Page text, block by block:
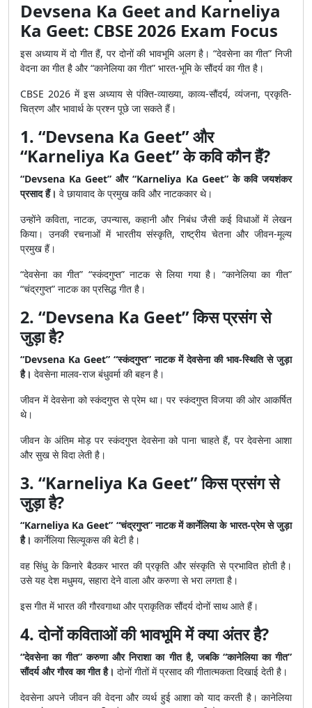
Devsena Ka Geet and Karneliya
Ka Geet: CBSE 2026 Exam Focus
इस अध्याय में दो गीत हैं, पर दोनों की भावभूमि अलग है। “देवसेना का गीत” निजी
वेदना का गीत है और “कानेलिया का गीत” भारत-भूमि के सौंदर्य का गीत है।
CBSE 2026 में इस अध्याय से पंक्ति-व्याख्या, काव्य-सौंदर्य, व्यंजना, प्रकृति-
चित्रण और भावार्थ के प्रश्न पूछे जा सकते हैं।
1. “Devsena Ka Geet” और
“Karneliya Ka Geet” के कवि कौन हैं?
“Devsena Ka Geet” और “Karneliya Ka Geet” के कवि जयशंकर
प्रसाद हैं। वे छायावाद के प्रमुख कवि और नाटककार थे।
उन्होंने कविता, नाटक, उपन्यास, कहानी और निबंध जैसी कई विधाओं में लेखन
किया। उनकी रचनाओं में भारतीय संस्कृति, राष्ट्रीय चेतना और जीवन-मूल्य
प्रमुख हैं।
“देवसेना का गीत” “स्कंदगुप्त” नाटक से लिया गया है। “कानेलिया का गीत”
“चंद्रगुप्त” नाटक का प्रसिद्ध गीत है।
2. “Devsena Ka Geet” किस प्रसंग से
जुड़ा है?
“Devsena Ka Geet” “स्कंदगुप्त” नाटक में देवसेना की भाव-स्थिति से जुड़ा
है। देवसेना मालव-राज बंधुवर्मा की बहन है।
जीवन में देवसेना को स्कंदगुप्त से प्रेम था। पर स्कंदगुप्त विजया की ओर आकर्षित
थे।
जीवन के अंतिम मोड़ पर स्कंदगुप्त देवसेना को पाना चाहते हैं, पर देवसेना आशा
और सुख से विदा लेती है।
3. “Karneliya Ka Geet” किस प्रसंग से
जुड़ा है?
“Karneliya Ka Geet” “चंद्रगुप्त” नाटक में कार्नेलिया के भारत-प्रेम से जुड़ा
है। कार्नेलिया सिल्यूकस की बेटी है।
वह सिंधु के किनारे बैठकर भारत की प्रकृति और संस्कृति से प्रभावित होती है।
उसे यह देश मधुमय, सहारा देने वाला और करुणा से भरा लगता है।
इस गीत में भारत की गौरवगाथा और प्राकृतिक सौंदर्य दोनों साथ आते हैं।
4. दोनों कविताओं की भावभूमि में क्या अंतर है?
“देवसेना का गीत” करुणा और निराशा का गीत है, जबकि “कानेलिया का गीत”
सौंदर्य और गौरव का गीत है। दोनों गीतों में प्रसाद की गीतात्मकता दिखाई देती है।
देवसेना अपने जीवन की वेदना और व्यर्थ हुई आशा को याद करती है। कानेलिया